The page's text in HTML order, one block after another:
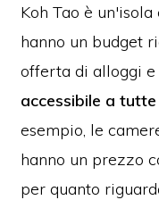
Koh Tao è
hanno un budget
offerta di alloggi
accessibile a
esempio, le
hanno un prezzo
per quanto